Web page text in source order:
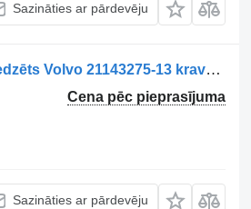
Sazināties ar pārdevēju
Motor Hidraulic pentru Ventilator de Răcire hidromotors paredzēts Volvo 21143275-13 kravas automašīnas
Cena pēc pieprasījuma
Sazināties ar pārdevēju